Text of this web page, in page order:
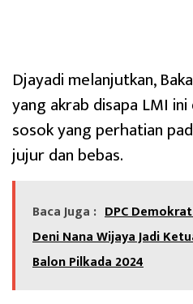
Djayadi melanjutkan,
yang akrab disapa LMI
sosok yang perhatian
jujur dan bebas.
Baca Juga : DPC
Deni Nana Wijaya Jadi
Balon Pilkada 2024